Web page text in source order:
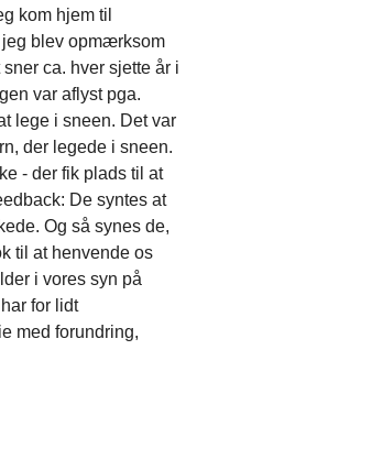
kom hjem til
jeg blev opmærksom
ca. hver sjette år i
var aflyst pga.
lege i sneen. Det var
der legede i sneen.
- der fik plads til at
De syntes at
Og så synes de,
til at henvende os
i vores syn på
for lidt
med forundring,